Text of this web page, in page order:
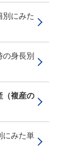
別にみた
の身長別
（複産の
にみた単